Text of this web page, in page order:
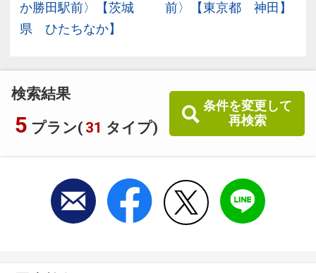
検索結果
5 プラン( 31 タイプ)
条件を変更して
再検索
か勝田駅前〉【茨城
県 ひたちなか】
前〉【東京都 神田】